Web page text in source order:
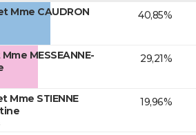
Mme CAUDRON
40,85%
MESSEANNE-
29,21%
Mme STIENNE
19,96%